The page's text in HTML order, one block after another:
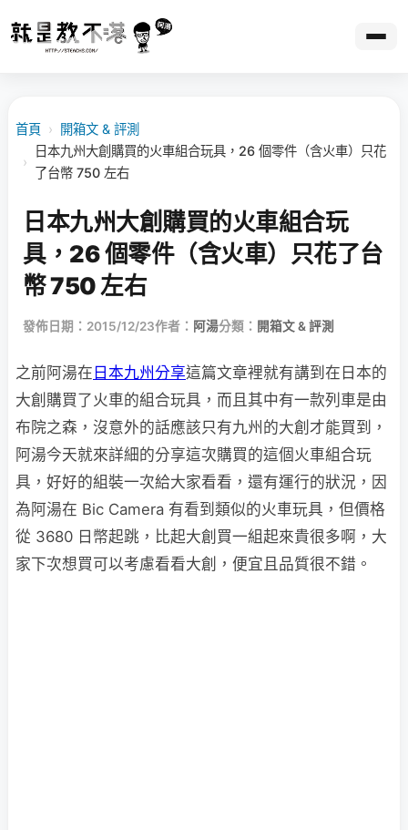
首頁 › 開箱文 & 評測
›
日本九州大創購買的火車組合玩具，26 個零件（含火車）只花
了台幣 750 左右
日本九州大創購買的火車組合玩
具，26 個零件（含火車）只花了台
幣 750 左右
發佈日期：2015/12/23作者： 阿湯分類： 開箱文 & 評測
之前阿湯在 日本九州分享這篇文章裡就有講到在日本的
大創購買了火車的組合玩具，而且其中有一款列車是由
布院之森，沒意外的話應該只有九州的大創才能買到，
阿湯今天就來詳細的分享這次購買的這個火車組合玩
具，好好的組裝一次給大家看看，還有運行的狀況，因
為阿湯在 Bic Camera 有看到類似的火車玩具，但價格
從 3680 日幣起跳，比起大創買一組起來貴很多啊，大
家下次想買可以考慮看看大創，便宜且品質很不錯。